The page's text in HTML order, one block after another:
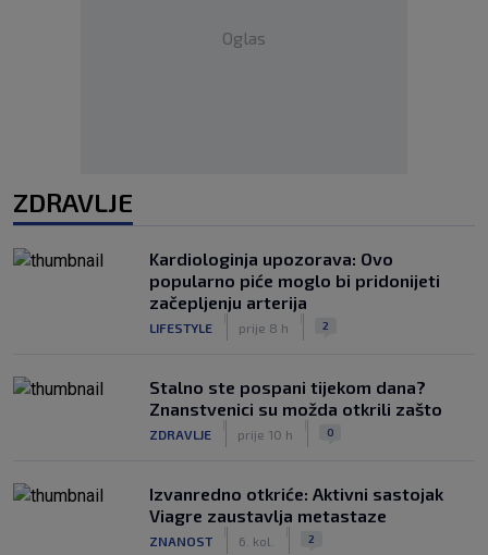
Oglas
ZDRAVLJE
Kardiologinja upozorava: Ovo
popularno piće moglo bi pridonijeti
začepljenju arterija
LIFESTYLE prije 8 h 2
Stalno ste pospani tijekom dana?
Znanstvenici su možda otkrili zašto
ZDRAVLJE prije 10 h 0
Izvanredno otkriće: Aktivni sastojak
Viagre zaustavlja metastaze
ZNANOST 6. kol. 2